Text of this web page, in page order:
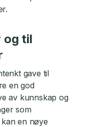
og til
gave til
en god
av kunnskap og
som
en nøye